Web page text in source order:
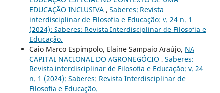
EDUCAÇÃO INCLUSIVA , Saberes: Revista
interdisciplinar de Filosofia e Educação: v. 24 n. 1
(2024): Saberes: Revista Interdisciplinar de Filosofia e
Educação.
Caio Marco Espimpolo, Elaine Sampaio Araújo, NA
CAPITAL NACIONAL DO AGRONEGÓCIO , Saberes:
Revista interdisciplinar de Filosofia e Educação: v. 24
n. 1 (2024): Saberes: Revista Interdisciplinar de
Filosofia e Educação.